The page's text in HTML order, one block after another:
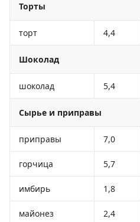
Торты
торт 4,4
Шоколад
шоколад 5,4
Сырье и приправы
приправы 7,0
горчица 5,7
имбирь 1,8
майонез 2,4